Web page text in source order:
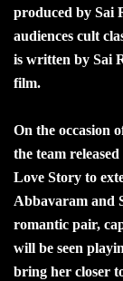
produced by Sai
audiences cult
is written by Sai
film.
On the occasion
the team
Love Story to
Abbavaram and
romantic pair,
will be seen
bring her closer